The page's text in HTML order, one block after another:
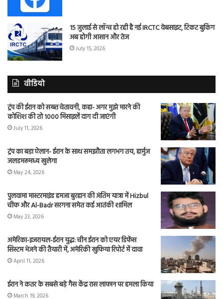
15 जुलाई से लॉन्च हो रही है नई IRCTC वेबसाइट, टिकट बुकिंग
अब होगी आसान और तेज
July 15, 2026
वीडियो
ट्रंप की ईरान को सख्त चेतावनी, कहा- अगर मुझे मारने की
कोशिश की तो 1000 मिसाइलें दाग दी जाएंगी
July 11, 2026
ट्रंप का बड़ा ऐलान- ईरान के साथ समझौता लगभग तय, हार्मुज
जलडमरूमध्य खुलेगा
May 24, 2026
पुलवामा मास्टरमाइंड हमजा बुरहान की अंतिम यात्रा में Hizbul
चीफ और Al-Badr सरगना समेत कई आतंकी शामिल
May 23, 2026
अमेरिका-इजरायल-ईरान युद्ध: चीन ईरान को एयर डिफेंस
सिस्टम भेजने की तैयारी में, अमेरिकी खुफिया रिपोर्ट में दावा
April 11, 2026
ईरान ने कतर के सबसे बड़े गैस केंद्र रास लाफान पर हमला किया
March 19, 2026